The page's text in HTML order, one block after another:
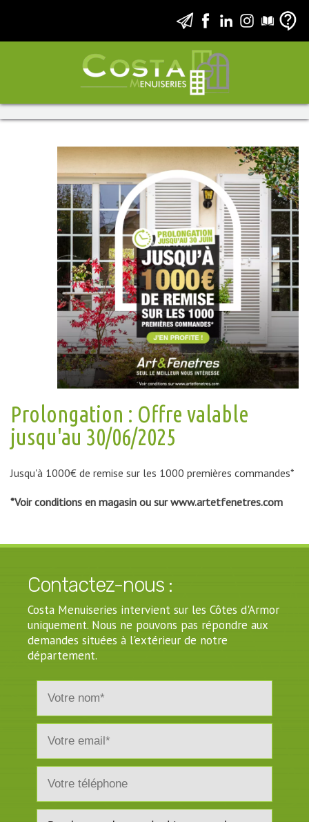
Jusqu'à 1000€ de remise !*
Prolongation : Offre valable
jusqu'au 30/06/2025
Jusqu'à 1000€ de remise sur les 1000 premières commandes*
*Voir conditions en magasin ou sur www.artetfenetres.com
Contactez-nous :
Costa Menuiseries intervient sur les Côtes d'Armor
uniquement. Nous ne pouvons pas répondre aux
demandes situées à l'extérieur de notre
département.